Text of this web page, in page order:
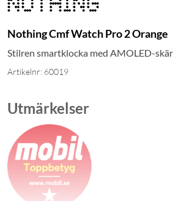
Nothing Cmf Watch Pro 2 Orange
Stilren smartklocka med AMOLED-
Artikelnr: 60019
Utmärkelser